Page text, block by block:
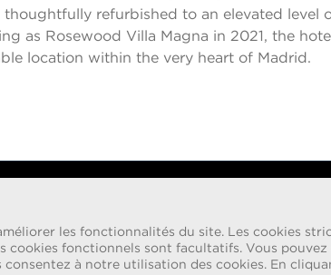
les fonctionnalités du site. Les cookies
fonctionnels sont facultatifs. Vous
à notre utilisation des cookies. En
refurbished to an elevated level
as Rosewood Villa Magna in 2021, the
location within the very heart of Madrid.
se faisant passer pour des
Group. Ces sollicitations sont faites
le nom Rosewood. Les candidats
afin de mener à bien la procédure
Suivez-